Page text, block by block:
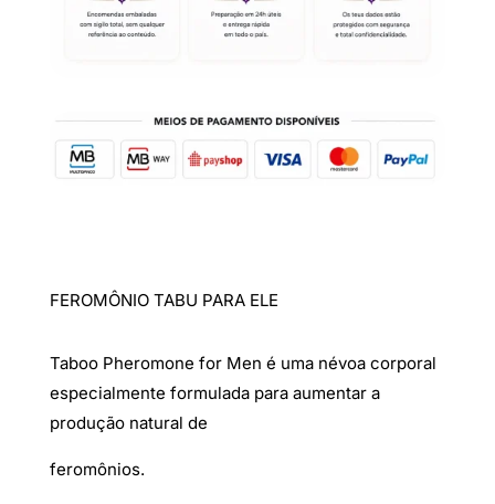
FEROMÔNIO TABU PARA ELE
Taboo Pheromone for Men é uma névoa corporal
especialmente formulada para aumentar a
produção natural de
feromônios.